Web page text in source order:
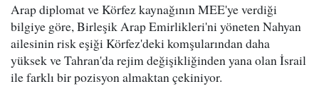
Arap diplomat ve Körfez kaynağının MEE'ye verdiği
bilgiye göre, Birleşik Arap Emirlikleri'ni yöneten Nahyan
ailesinin risk eşiği Körfez'deki komşularından daha
yüksek ve Tahran'da rejim değişikliğinden yana olan İsrail
ile farklı bir pozisyon almaktan çekiniyor.